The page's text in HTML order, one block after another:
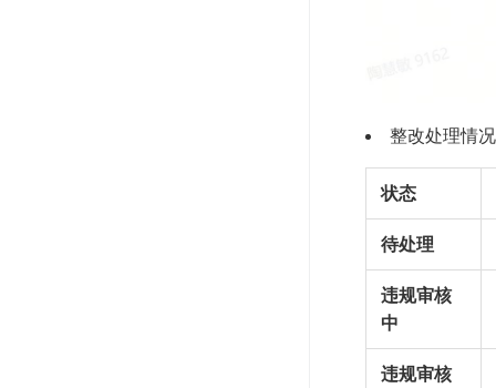
整改处理情
状态
待处理
违规审核
中
违规审核